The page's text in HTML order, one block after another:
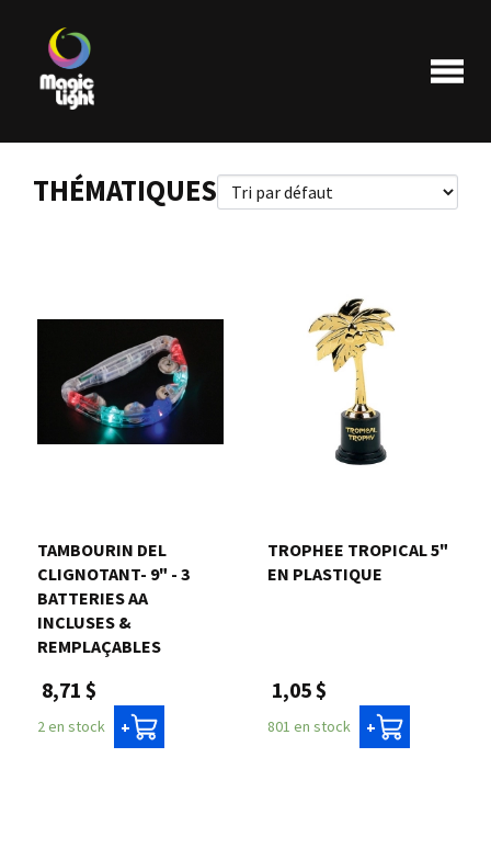
Les plus populaires
Liquidations
Me connecter
English
THÉMATIQUES
TAMBOURIN DEL
CLIGNOTANT- 9" - 3
BATTERIES AA
INCLUSES &
REMPLAÇABLES
8,71 $
2 en stock +
TROPHEE TROPICAL 5"
EN PLASTIQUE
1,05 $
801 en stock +